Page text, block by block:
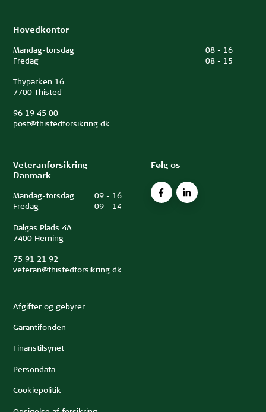
Hovedkontor
Mandag-torsdag 08- 16
Fredag
08- 15
Thyparken 16
7700 Thisted
96 19 45 00
post@thistedforsikring.dk
Veteranforsikring
Danmark
Mandag-torsdag 09- 16
Fredag
09- 14
Dalgas Plads 4A
7400 Herning
75 91 21 92
veteran@thistedforsikring.dk
Følg os
Afgifter og gebyrer
Garantifonden
Finanstilsynet
Persondata
Cookiepolitik